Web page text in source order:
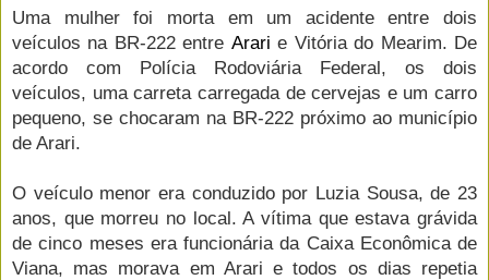
Uma mulher foi morta em um acidente entre dois
veículos na BR-222 entre Arari e Vitória do Mearim. De
acordo com Polícia Rodoviária Federal, os dois
veículos, uma carreta carregada de cervejas e um carro
pequeno, se chocaram na BR-222 próximo ao município
de Arari.
O veículo menor era conduzido por Luzia Sousa, de 23
anos, que morreu no local. A vítima que estava grávida
de cinco meses era funcionária da Caixa Econômica de
Viana, mas morava em Arari e todos os dias repetia